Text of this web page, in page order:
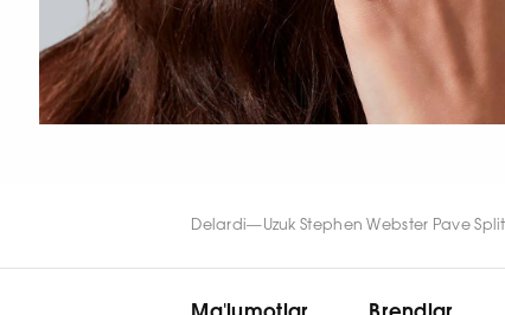
Delardi—Uzuk Stephen Webster Pave